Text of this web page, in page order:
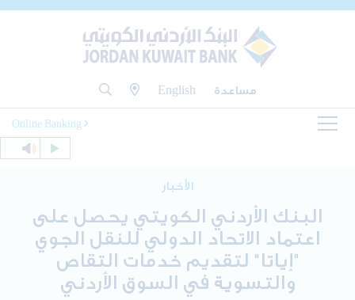
مساعدة English
Online Banking
الأخبار
البنك الأردني الكويتي يحصل على
اعتماد الاتحاد الدولي للنقل الجوي
"إياتا" لتقديم خدمات التقاص
والتسوية في السوق الأردني